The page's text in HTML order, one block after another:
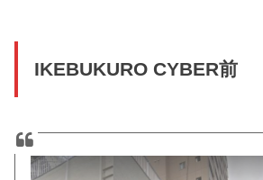
IKEBUKURO CYBER前